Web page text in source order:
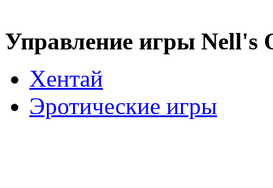
Управление игры Nell's
Хентай
Эротические игры